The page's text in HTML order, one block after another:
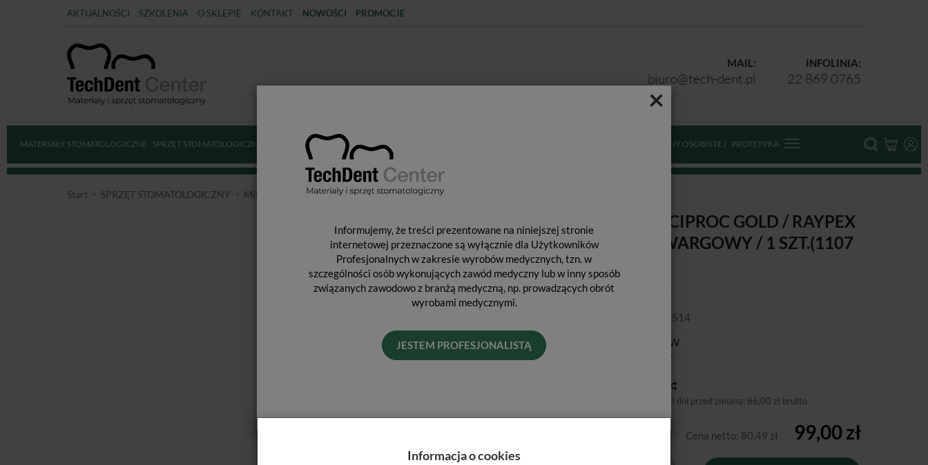
×
Informujemy, że treści prezentowane na niniejszej stronie
internetowej przeznaczone są wyłącznie dla Użytkowników
Profesjonalnych w zakresie wyrobów medycznych, tzn. w
szczególności osób wykonujących zawód medyczny lub w inny sposób
związanych zawodowo z branżą medyczną, np. prowadzących obrót
wyrobami medycznymi.
JESTEM PROFESJONALISTĄ
AKTUALNOŚCI SZKOLENIA O SKLEPIE KONTAKT NOWOŚCI PROMOCJE
INFOLINIA:
22 869 0765
MAIL:
biuro@tech-dent.pl
MATERIAŁY STOMATOLOGICZNE SPRZĘT STOMATOLOGICZNY DEZYNFEKCJA STERYLIZACJA ŚRODKI OCHRONY OSOBISTEJ PROTETYKA
Start SPRZĘT STOMATOLOGICZNY Mikrosilniki endodontyczne VDW Reciproc Gold / Raypex - Klips wargowy / 1 szt.(1107 000 514)
VDW RECIPROC GOLD / RAYPEX
- KLIPS WARGOWY / 1 SZT.(1107
V04 0141 000 514
VDW
Najniższa cena 30 dni przed zmianą: 86,00 zł brutto
Cena netto: 80,49 zł 99,00 zł
Informacja o cookies